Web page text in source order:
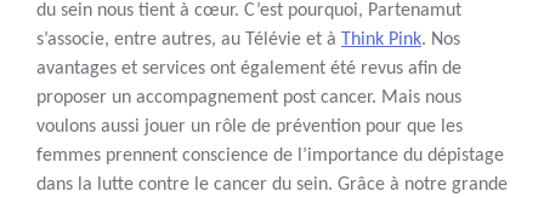
du sein nous tient à cœur. C’est pourquoi, Partenamut
s’associe, entre autres, au Télévie et à
Think Pink. Nos
avantages et services ont également été revus afin de
proposer un accompagnement post cancer. Mais nous
voulons aussi jouer un rôle de prévention pour que les
femmes prennent conscience de l’importance du dépistage
dans la lutte contre le cancer du sein. Grâce à notre grande